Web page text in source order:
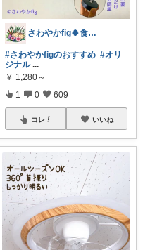
さわやかfig🍀食と暮らしを楽しむ
#さわやかfigのおすすめ #オリ
ジナル ...
￥ 1,280～
1 0 609
コレ いいね